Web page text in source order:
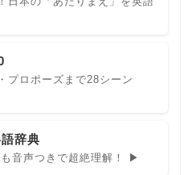
プロポーズまで28シーン
辞典
音声つきで超絶理解！ ▶